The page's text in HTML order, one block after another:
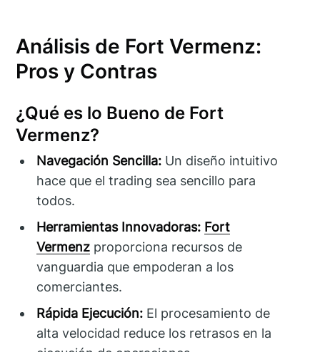
Análisis de Fort Vermenz:
Pros y Contras
¿Qué es lo Bueno de Fort
Vermenz?
Navegación Sencilla: Un diseño intuitivo
hace que el trading sea sencillo para
todos.
Herramientas Innovadoras: Fort
Vermenz proporciona recursos de
vanguardia que empoderan a los
comerciantes.
Rápida Ejecución: El procesamiento de
alta velocidad reduce los retrasos en la